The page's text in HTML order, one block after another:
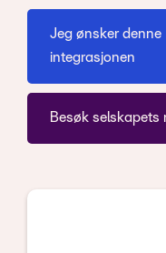
Jeg ønsker denne
integrasjonen
Besøk selskapets